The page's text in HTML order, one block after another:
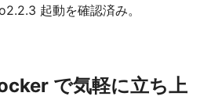
起動を確認済み。
で気軽に立ち上